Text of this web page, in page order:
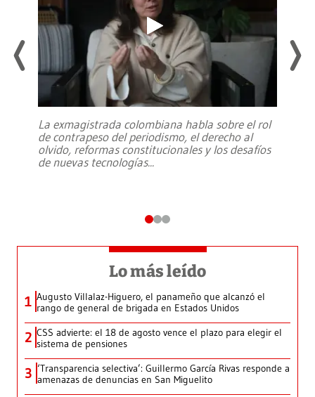
La exmagistrada colombiana habla sobre el rol
de contrapeso del periodismo, el derecho al
olvido, reformas constitucionales y los desafíos
de nuevas tecnologías...
Lo más leído
1 Augusto Villalaz-Higuero, el panameño que alcanzó el
rango de general de brigada en Estados Unidos
2 CSS advierte: el 18 de agosto vence el plazo para elegir el
sistema de pensiones
3 ‘Transparencia selectiva’: Guillermo García Rivas responde a
amenazas de denuncias en San Miguelito